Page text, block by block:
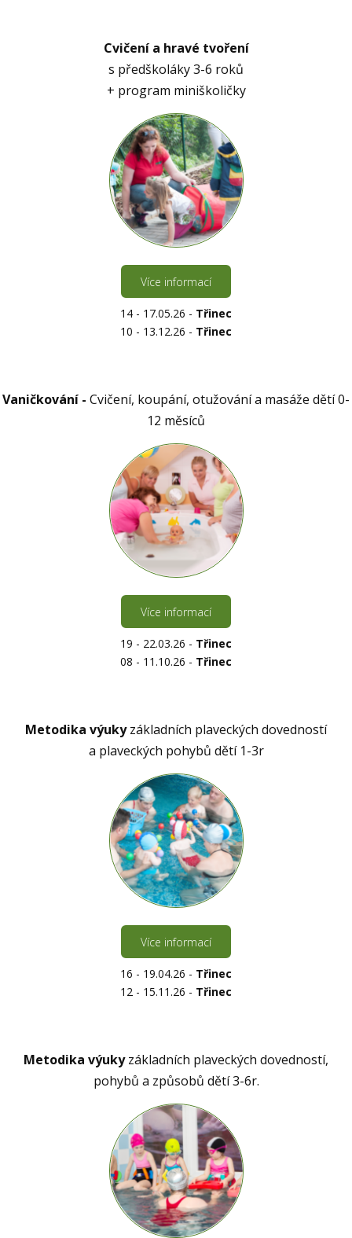
Cvičení a hravé tvoření
s předškoláky 3-6 roků
+ program miniškoličky
Více informací
14 - 17.05.26 - Třinec
10 - 13.12.26 - Třinec
Vaničkování - Cvičení, koupání, otužování a masáže dětí 0-
12 měsíců
Více informací
19 - 22.03.26 - Třinec
08 - 11.10.26 - Třinec
Metodika výukyzákladních plaveckých dovedností
a plaveckých pohybů dětí 1-3r
Více informací
16 - 19.04.26 - Třinec
12 - 15.11.26 - Třinec
Metodika výukyzákladních plaveckých dovedností,
pohybů a způsobů dětí 3-6r.